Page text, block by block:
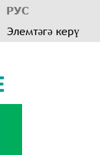
РУС
Элемтәгә керү